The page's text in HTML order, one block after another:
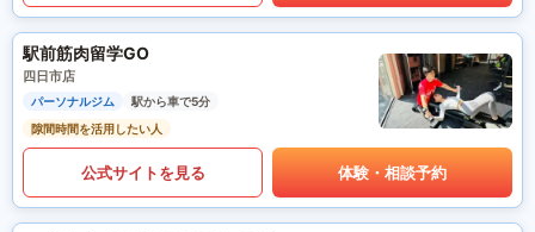
駅前筋肉留学GO
四日市店
パーソナルジム
駅から車で5分
隙間時間を活用したい人
公式サイトを見る 体験・相談予約